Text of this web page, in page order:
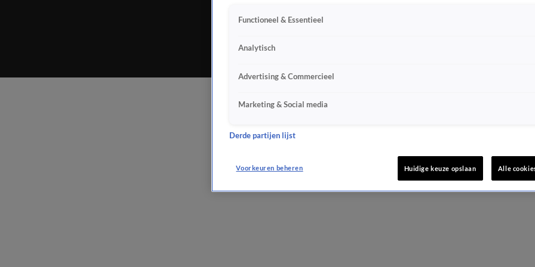
Functioneel & Essentieel
Analytisch
Advertising & Commercieel
Marketing & Social media
Derde partijen lijst
Voorkeuren beheren Huidige keuze opslaan Alle